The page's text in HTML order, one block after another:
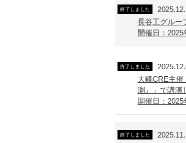
終了しました
長谷工グルー
開催日：
終了しました
大鏡CRE主
測』」で講演
開催日：2025
終了しました